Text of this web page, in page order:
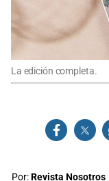
La edición completa.
Por:Revista Nosotros